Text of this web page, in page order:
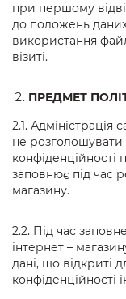
при першому
до положень
використання
візиті.
ПРЕДМЕТ
2.1. Адміністрація
не розголошувати
конфіденційності
заповнює під час
магазину.
2.2. Під час
інтернет –
дані, що відкриті
конфіденційності